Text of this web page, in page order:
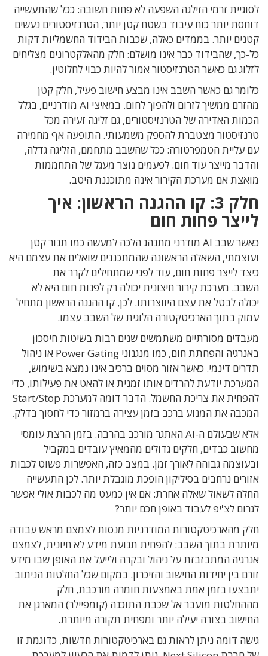
לסוגיית זרמי הזילגה השפעה לא פחות חשובה: ככל שהתעשייה
דוחסת יותר כוח עיבוד בשטח קטן יותר, הטרנזיסטורים נעשים
קטנים יותר. בממדים כאלה, שכבות הבידוד החשמליות דקות
כל-כך, שהבידוד כבר אינו מושלם: חלק מהאלקטרונים מצליחים
לזלוג גם כאשר הטרנזיסטור אמור להיות כבוי לחלוטין.
כלומר גם כאשר השבב אינו מבצע חישוב פעיל, חלק קטן
מהזרם ממשיך לזרום ולהפוך לחום. במאיצי AI מודרניים, בגלל
הכמות האדירה של הטרנזיסטורים, גם זליגה זעירה מכל
טרנזיסטור מצטברת להספק משמעותי. התופעה אף מחמירה
עם עליית הטמפרטורה: ככל שהשבב מתחמם, הזליגה גדלה,
והדבר מייצר עוד חום. לפעמים נוצר מעגל של התחממות
מואצת אם מערכת הקירור אינה מתוכננת היטב.
חלק 3: קו ההגנה הראשון: איך
לייצר פחות חום
כאשר שבב AI מודרני מתנהג הלכה למעשה כמו תנור קטן
ועוצמתי, השאלה הראשונה שהמתכננים שואלים את עצמם היא
כיצד לייצר פחות חום, עוד לפני שמתחילים לקרר את
השבב. מערכת קירור חיצונית יכולה רק לפנות חום היא לא
יכולה לבטל את עצם היווצרותו. לכן, קו ההגנה הראשון מתחיל
עמוק בתוך הארכיטקטורה הלוגית של השבב עצמו.
מעבדים מסורתיים משתמשים שנים רבות בשיטות חיסכון
באנרגיה והפחתת חום, כמו מנגנוני Power Gating או ניהול
תדרים דינמי. כאשר אזור מסוים ברכיב אינו נמצא בשימוש,
המערכת יודעת להרדים אותו זמנית או להאט את פעילותו, כדי
להפחית את צריכת החשמל. הדבר דומה למערכת Start/Stop
המכבה את המנוע ברכב בזמן עצירה ברמזור כדי לחסוך בדלק.
אלא שבעולם ה-AI האתגר מורכב בהרבה. בזמן הרצת עומסי
מחשוב כבדים, חלקים גדולים מהמאיץ עובדים במקביל
ובעוצמה גבוהה לאורך זמן. במצב כזה, האפשרות פשוט לכבות
אזורים נרחבים בסיליקון הופכת מוגבלת יותר. לכן התעשייה
החלה לשאול שאלה אחרת: אם אין כמעט מה לכבות אולי אפשר
לגרום לצ'יפ לעבוד באופן חכם יותר?
חלק מהארכיטקטורות המודרניות מנסות לצמצם מראש עבודה
מיותרת בתוך השבב: להפחית תנועת מידע לא חיונית, לצמצם
אנרגיה המתבזבזת על ניהול ובקרה ולייעל את האופן שבו מידע
זורם בין יחידות החישוב והזיכרון. במקום שכל החלטות הניתוב
יתבצעו בזמן אמת באמצעות חומרה מורכבת, חלק
מההחלטות מועבר אל שכבת התוכנה (קומפיילר) המארגן את
החישוב בצורה יעילה יותר ומפחית תקורה מיותרת.
גישה דומה ניתן לראות גם בארכיטקטורות חדשות, כדוגמת זו